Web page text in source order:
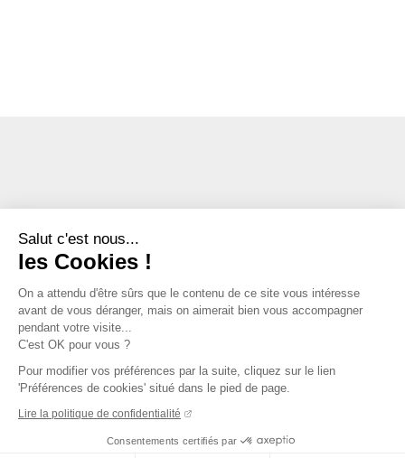
Salut c'est nous...
les Cookies !
On a attendu d'être sûrs que le contenu de ce site vous intéresse
avant de vous déranger, mais on aimerait bien vous accompagner
pendant votre visite...
C'est OK pour vous ?
Pour modifier vos préférences par la suite, cliquez sur le lien
'Préférences de cookies' situé dans le pied de page.
Lire la politique de confidentialité
Consentements certifiés par